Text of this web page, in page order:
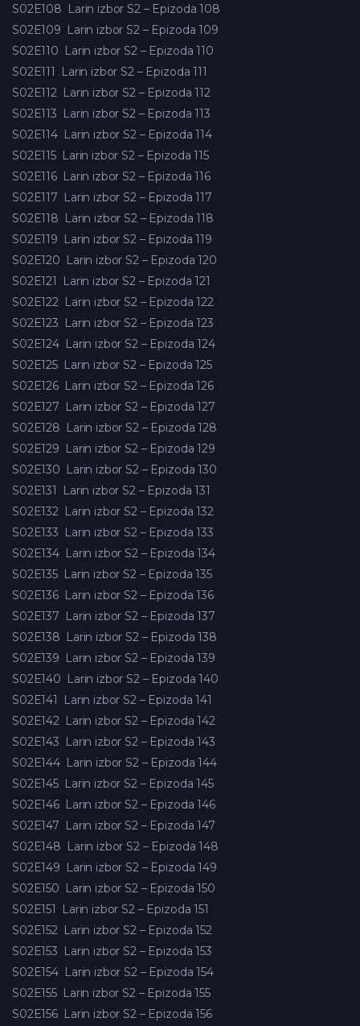
S02E108 Larin izbor S2 – Epizoda 108
S02E109 Larin izbor S2 – Epizoda 109
S02E110 Larin izbor S2 – Epizoda 110
S02E111
Larin izbor S2 – Epizoda 111
S02E112 Larin izbor S2 – Epizoda 112
S02E113 Larin izbor S2 – Epizoda 113
S02E114 Larin izbor S2 – Epizoda 114
S02E115 Larin izbor S2 – Epizoda 115
S02E116 Larin izbor S2 – Epizoda 116
S02E117 Larin izbor S2 – Epizoda 117
S02E118 Larin izbor S2 – Epizoda 118
S02E119 Larin izbor S2 – Epizoda 119
S02E120 Larin izbor S2 – Epizoda 120
S02E121
Larin izbor S2 – Epizoda 121
S02E122 Larin izbor S2 – Epizoda 122
S02E123 Larin izbor S2 – Epizoda 123
S02E124 Larin izbor S2 – Epizoda 124
S02E125 Larin izbor S2 – Epizoda 125
S02E126 Larin izbor S2 – Epizoda 126
S02E127 Larin izbor S2 – Epizoda 127
S02E128 Larin izbor S2 – Epizoda 128
S02E129 Larin izbor S2 – Epizoda 129
S02E130 Larin izbor S2 – Epizoda 130
S02E131
Larin izbor S2 – Epizoda 131
S02E132 Larin izbor S2 – Epizoda 132
S02E133 Larin izbor S2 – Epizoda 133
S02E134 Larin izbor S2 – Epizoda 134
S02E135 Larin izbor S2 – Epizoda 135
S02E136 Larin izbor S2 – Epizoda 136
S02E137 Larin izbor S2 – Epizoda 137
S02E138 Larin izbor S2 – Epizoda 138
S02E139 Larin izbor S2 – Epizoda 139
S02E140 Larin izbor S2 – Epizoda 140
S02E141
Larin izbor S2 – Epizoda 141
S02E142 Larin izbor S2 – Epizoda 142
S02E143 Larin izbor S2 – Epizoda 143
S02E144 Larin izbor S2 – Epizoda 144
S02E145 Larin izbor S2 – Epizoda 145
S02E146 Larin izbor S2 – Epizoda 146
S02E147 Larin izbor S2 – Epizoda 147
S02E148 Larin izbor S2 – Epizoda 148
S02E149 Larin izbor S2 – Epizoda 149
S02E150 Larin izbor S2 – Epizoda 150
S02E151
Larin izbor S2 – Epizoda 151
S02E152 Larin izbor S2 – Epizoda 152
S02E153 Larin izbor S2 – Epizoda 153
S02E154 Larin izbor S2 – Epizoda 154
S02E155 Larin izbor S2 – Epizoda 155
S02E156 Larin izbor S2 – Epizoda 156